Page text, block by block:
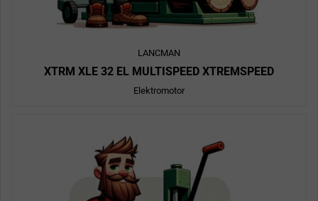
LANCMAN
XTRM XLE 32 EL MULTISPEED XTREMSPEED
Elektromotor